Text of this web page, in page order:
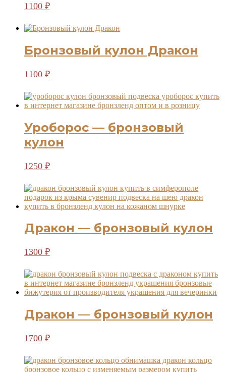
1100 ₽
Бронзовый кулон Дракон
1100 ₽
Уроборос — бронзовый
кулон
1250 ₽
Дракон — бронзовый кулон
1300 ₽
Дракон — бронзовый кулон
1700 ₽